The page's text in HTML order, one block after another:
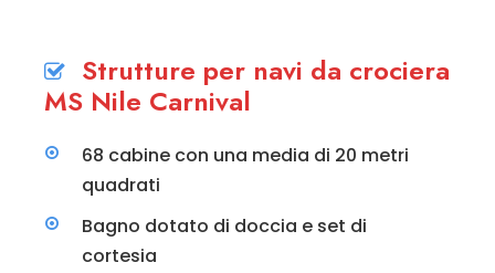
Strutture per navi da crociera
MS Nile Carnival
68 cabine con una media di 20 metri
quadrati
Bagno dotato di doccia e set di
cortesia